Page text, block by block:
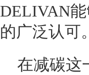
DELIVAN
的广泛认可。
在减碳这